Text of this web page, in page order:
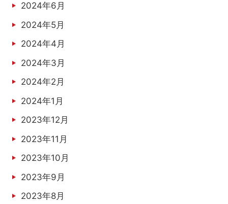
2024年6月
2024年5月
2024年4月
2024年3月
2024年2月
2024年1月
2023年12月
2023年11月
2023年10月
2023年9月
2023年8月